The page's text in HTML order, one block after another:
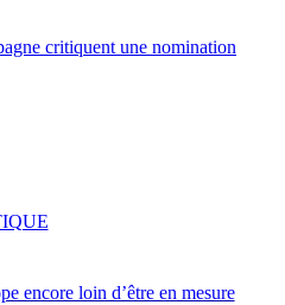
critiquent une nomination
encore loin d’être en mesure